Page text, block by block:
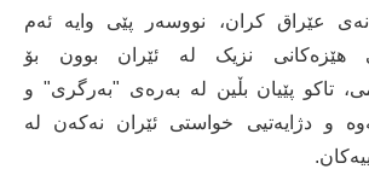
عێراق کران، نووسەر پێی وایە ئەم
هێزەکانی نزیک لە ئێران بوون بۆ
تاکو پێیان بڵین لە بەرەی "بەرگری" و
و دژایەتیی خواستی ئێران نەکەن لە